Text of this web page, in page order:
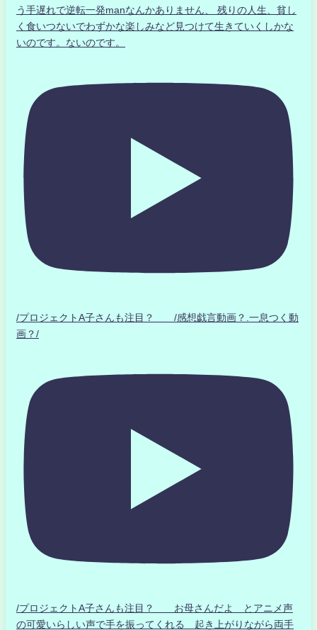
う手遅れで逆転一発manなんかありません、 残りの人生、貧し
く食いつないでわずかな楽しみなど見つけて生きていくしかな
いのです。ないのです。
/プロジェクトA子さんも注目？ /感想戯言動画？.一息つく動
画？/
/プロジェクトA子さんも注目？ お母さんだよ とアニメ声
の可愛いらしい声で手を振ってくれる 起き上がりながら両手